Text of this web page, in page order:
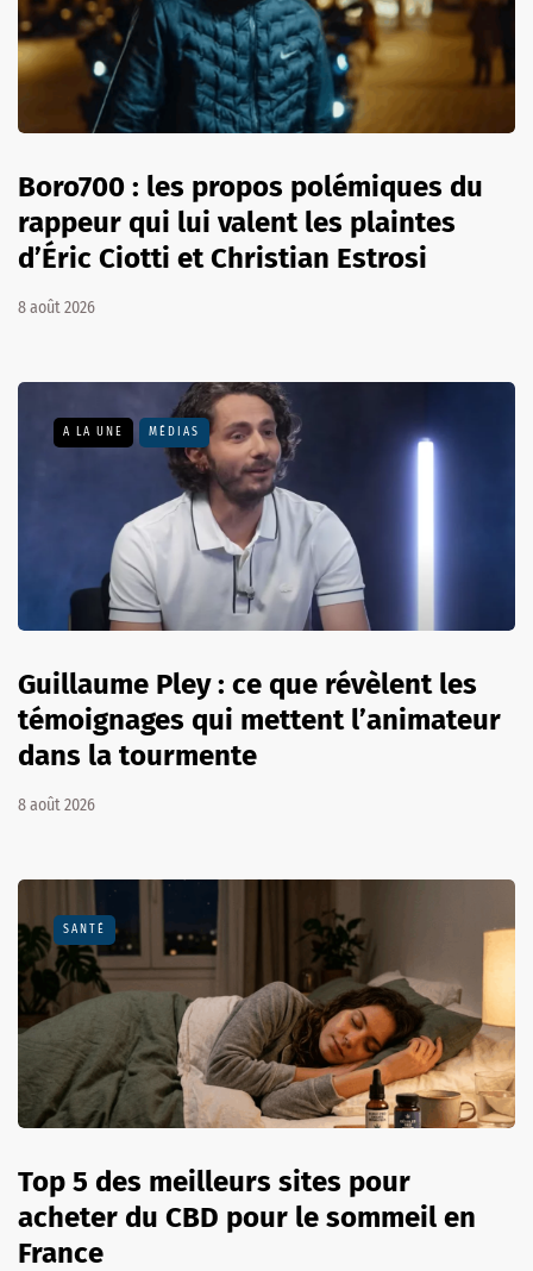
Boro700 : les propos polémiques du
rappeur qui lui valent les plaintes
d’Éric Ciotti et Christian Estrosi
8 août 2026
A LA UNE MÉDIAS
Guillaume Pley : ce que révèlent les
témoignages qui mettent l’animateur
dans la tourmente
8 août 2026
SANTÉ
Top 5 des meilleurs sites pour
acheter du CBD pour le sommeil en
France